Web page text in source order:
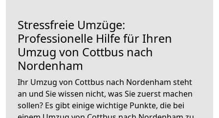
Stressfreie Umzüge:
Professionelle Hilfe für Ihren
Umzug von Cottbus nach
Nordenham
Ihr Umzug von Cottbus nach Nordenham steht
an und Sie wissen nicht, was Sie zuerst machen
sollen? Es gibt einige wichtige Punkte, die bei